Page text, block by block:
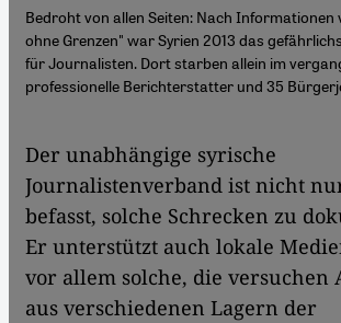
Bedroht von allen Seiten: Nach Informationen
ohne Grenzen" war Syrien 2013 das
für Journalisten. Dort starben allein im
professionelle Berichterstatter und 35
Der unabhängige syrische
Journalistenverband ist nicht
befasst, solche Schrecken zu
Er unterstützt auch lokale
vor allem solche, die versuchen
aus verschiedenen Lagern der